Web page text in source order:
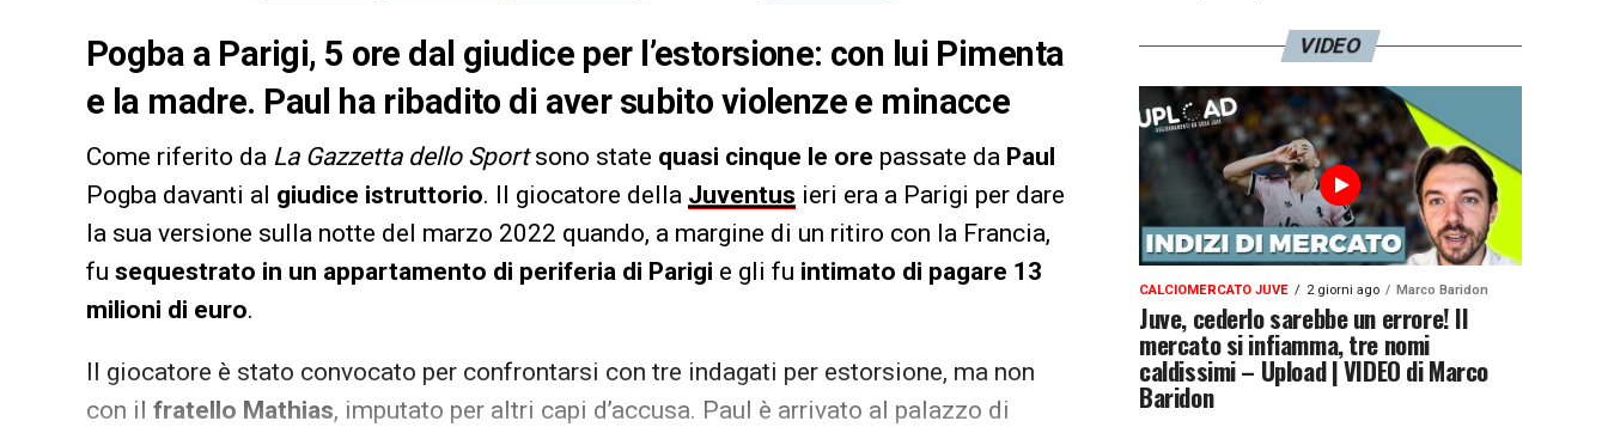
Pogba a Parigi, 5 ore dal giudice per l’estorsione: con lui Pimenta
e la madre. Paul ha ribadito di aver subito violenze e minacce
Come riferito da La Gazzetta dello Sportsono state quasi cinque le ore passate da Paul
Pogba davanti al giudice istruttorio. Il giocatore della Juventus ieri era a Parigi per dare
la sua versione sulla notte del marzo 2022 quando, a margine di un ritiro con la Francia,
fu sequestrato in un appartamento di periferia di Parigi e gli fu intimato di pagare 13
milioni di euro.
Il giocatore è stato convocato per confrontarsi con tre indagati per estorsione, ma non
con il fratello Mathias, imputato per altri capi d’accusa. Paul è arrivato al palazzo di
VIDEO
CALCIOMERCATO JUVE 2 giorni ago Marco Baridon
Juve, cederlo sarebbe un errore! Il
mercato si infiamma, tre nomi
caldissimi – Upload | VIDEO di Marco
Baridon